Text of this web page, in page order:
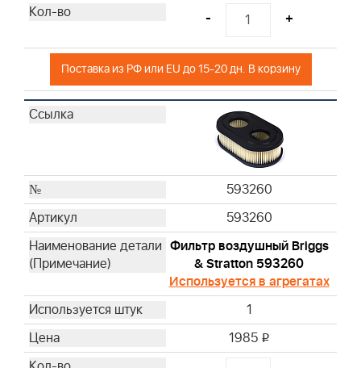
- +
Поставка из РФ или EU до 15-20 дн. В корзину
593260
593260
Фильтр воздушный Briggs
& Stratton 593260
Используется в агрегатах
1
1985 i